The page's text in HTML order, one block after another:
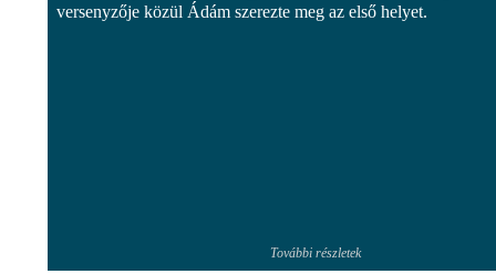
versenyzője közül Ádám szerezte meg az első helyet.
További részletek